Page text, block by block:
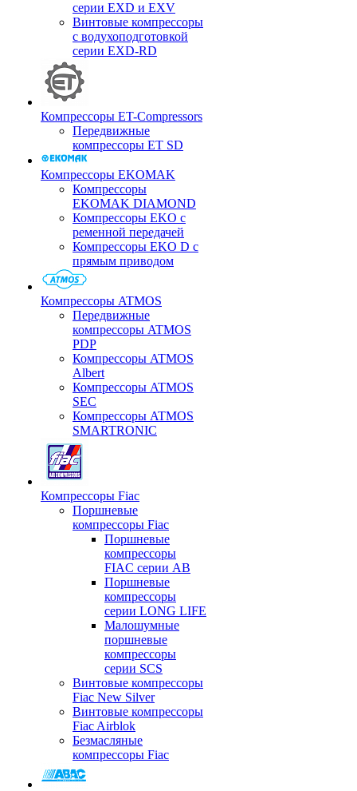
серии EXD и EXV
Винтовые компрессоры
с водухоподготовкой
серии EXD-RD
Компрессоры ET-Compressors
Передвижные
компрессоры ET SD
Компрессоры EKOMAK
Компрессоры
EKOMAK DIAMOND
Компрессоры EKO c
ременной передачей
Компрессоры EKO D с
прямым приводом
Компрессоры ATMOS
Передвижные
компрессоры ATMOS
PDP
Компрессоры ATMOS
Albert
Компрессоры ATMOS
SEC
Компрессоры ATMOS
SMARTRONIC
Компрессоры Fiac
Поршневые
компрессоры Fiac
Поршневые
компрессоры
FIAC серии AB
Поршневые
компрессоры
серии LONG LIFE
Малошумные
поршневые
компрессоры
серии SCS
Винтовые компрессоры
Fiac New Silver
Винтовые компрессоры
Fiac Airblok
Безмасляные
компрессоры Fiac